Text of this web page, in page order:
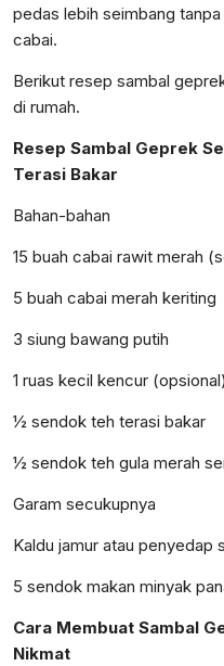
pedas lebih seimbang
cabai.
Berikut resep sambal
di rumah.
Resep Sambal Geprek
Terasi Bakar
Bahan-bahan
15 buah cabai rawit merah
5 buah cabai merah keriting
3 siung bawang putih
1 ruas kecil kencur (opsional)
½ sendok teh terasi bakar
½ sendok teh gula merah
Garam secukupnya
Kaldu jamur atau penyedap
5 sendok makan minyak
Cara Membuat Sambal
Nikmat